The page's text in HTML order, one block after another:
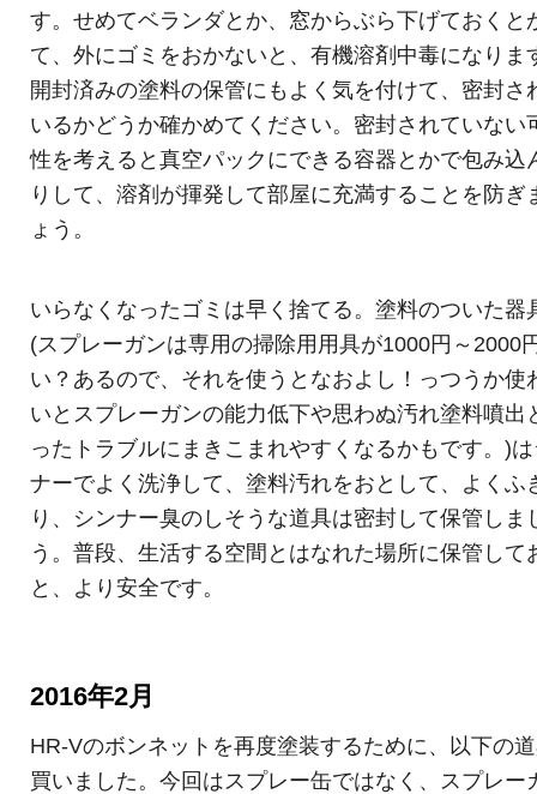
す。せめてベランダとか、窓からぶら下げておくと
て、外にゴミをおかないと、有機溶剤中毒になりま
開封済みの塗料の保管にもよく気を付けて、密封さ
いるかどうか確かめてください。密封されていない
性を考えると真空パックにできる容器とかで包み込
りして、溶剤が揮発して部屋に充満することを防ぎ
ょう。
いらなくなったゴミは早く捨てる。塗料のついた器
(スプレーガンは専用の掃除用用具が1000円～2000
い？あるので、それを使うとなおよし！っつうか使
いとスプレーガンの能力低下や思わぬ汚れ塗料噴出
ったトラブルにまきこまれやすくなるかもです。)
ナーでよく洗浄して、塗料汚れをおとして、よくふ
り、シンナー臭のしそうな道具は密封して保管しま
う。普段、生活する空間とはなれた場所に保管して
と、より安全です。
2016年2月
HR-Vのボンネットを再度塗装するために、以下の
買いました。今回はスプレー缶ではなく、スプレー